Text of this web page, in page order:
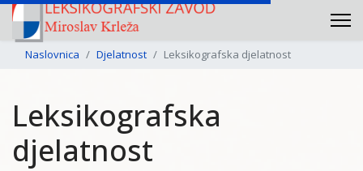
Naslovnica Djelatnost Leksikografska djelatnost
Leksikografska
djelatnost